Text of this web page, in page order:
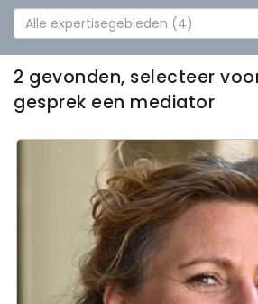
Alle expertisegebieden (4)
2 gevonden, selecteer
gesprek een mediator